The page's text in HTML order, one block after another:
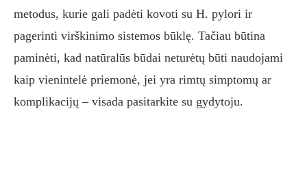
metodus, kurie gali padėti kovoti su H. pylori ir
pagerinti virškinimo sistemos būklę. Tačiau būtina
paminėti, kad natūralūs būdai neturėtų būti naudojami
kaip vienintelė priemonė, jei yra rimtų simptomų ar
komplikacijų – visada pasitarkite su gydytoju.